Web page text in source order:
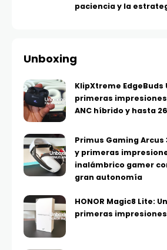
paciencia y la
Unboxing
KlipXtreme EdgeBuds
primeras
ANC híbrido y hasta
Primus Gaming Arcus
y primeras
inalámbrico gamer
gran autonomía
HONOR Magic8 Lite:
primeras